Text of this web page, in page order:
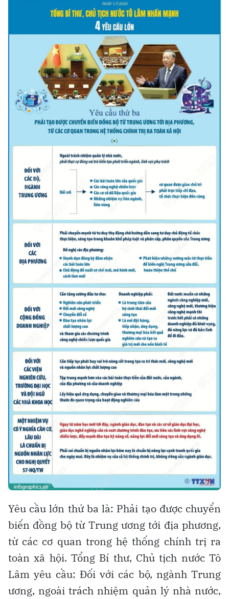
Yêu cầu lớn thứ ba là: Phải tạo được chuyển
biến đồng bộ từ Trung ương tới địa phương,
từ các cơ quan trong hệ thống chính trị ra
toàn xã hội. Tổng Bí thư, Chủ tịch nước Tô
Lâm yêu cầu: Đối với các bộ, ngành Trung
ương, ngoài trách nhiệm quản lý nhà nước,